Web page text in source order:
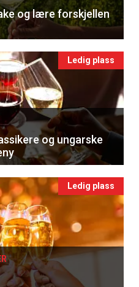
fra
nyhetsbrev. Du
du ønsker å få
deg
og lære forskjellen
Ledig plass
og ungarske
Ledig plass